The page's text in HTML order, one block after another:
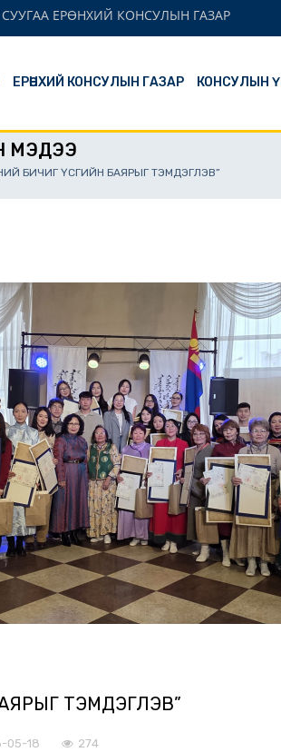
ЕРӨНХИЙ КОНСУЛЫН ГАЗАР
ЕРӨНХИЙ КОНСУЛЫН ГАЗАР КОНСУЛЫН
МЭДЭЭ
БИЧИГ ҮСГИЙН БАЯРЫГ ТЭМДЭГЛЭВ”
ТЭМДЭГЛЭВ”
05-18 274